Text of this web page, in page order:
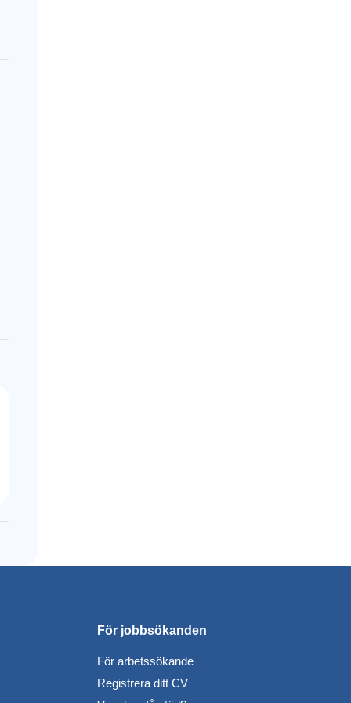
För jobbsökanden
För arbetssökande
Registrera ditt CV